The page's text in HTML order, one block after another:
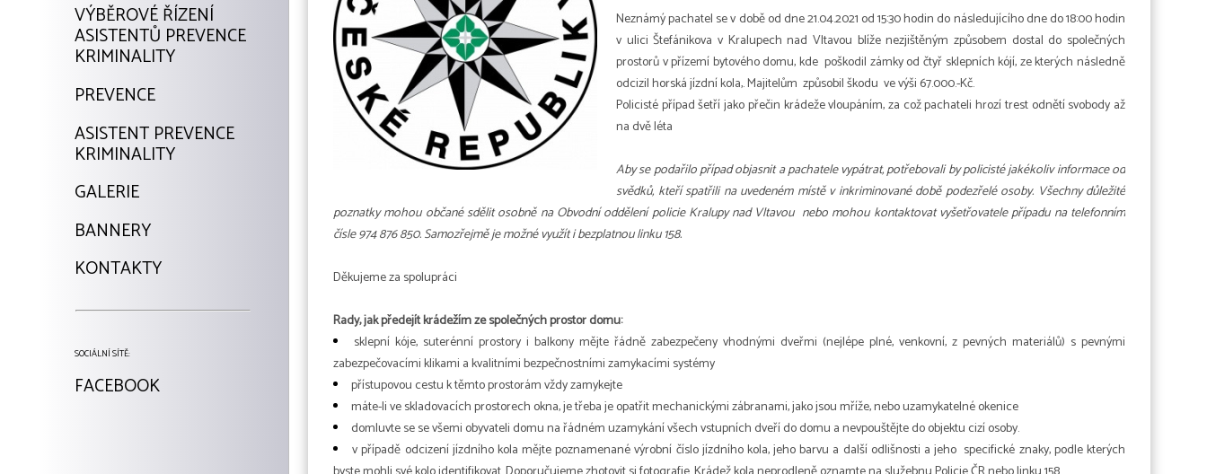
VÝBĚROVÉ ŘÍZENÍ
ASISTENTŮ PREVENCE
KRIMINALITY
PREVENCE
ASISTENT PREVENCE
KRIMINALITY
GALERIE
BANNERY
KONTAKTY
SOCIÁLNÍ SÍTĚ:
FACEBOOK
Neznámý pachatel se v době od dne 21.04.2021 od 15:30 hodin do následujícího dne do 18:00 hodin
v ulici Štefánikova v Kralupech nad Vltavou blíže nezjištěným způsobem dostal do společných
prostorů v přízemí bytového domu, kde poškodil zámky od čtyř sklepních kójí, ze kterých následně
odcizil horská jízdní kola,. Majitelům způsobil škodu ve výši 67.000.-Kč.
Policisté případ šetří jako přečin krádeže vloupáním, za což pachateli hrozí trest odnětí svobody až
na dvě léta
Aby se podařilo případ objasnit a pachatele vypátrat, potřebovali by policisté jakékoliv informace od
svědků, kteří spatřili na uvedeném místě v inkriminované době podezřelé osoby. Všechny důležité
poznatky mohou občané sdělit osobně na Obvodní oddělení policie Kralupy nad Vltavou nebo mohou kontaktovat vyšetřovatele případu na telefonním
čísle 974 876 850. Samozřejmě je možné využít i bezplatnou linku 158.
Děkujeme za spolupráci
Rady, jak předejít krádežím ze společných prostor domu:
sklepní kóje, suterénní prostory i balkony mějte řádně zabezpečeny vhodnými dveřmi (nejlépe plné, venkovní, z pevných materiálů) s pevnými
zabezpečovacími klikami a kvalitními bezpečnostními zamykacími systémy
přístupovou cestu k těmto prostorám vždy zamykejte
máte-li ve skladovacích prostorech okna, je třeba je opatřit mechanickými zábranami, jako jsou mříže, nebo uzamykatelné okenice
domluvte se se všemi obyvateli domu na řádném uzamykání všech vstupních dveří do domu a nevpouštějte do objektu cizí osoby.
v případě odcizení jízdního kola mějte poznamenané výrobní číslo jízdního kola, jeho barvu a další odlišnosti a jeho specifické znaky, podle kterých